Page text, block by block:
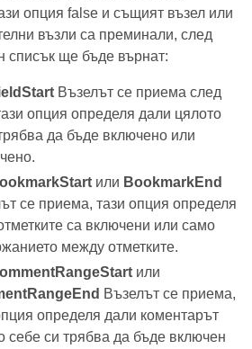
опция false и същият възел или
възли са преминали, след
списък ще бъде върнат:
Възелът се приема след
опция определя дали цялото
да бъде включено или
или BookmarkEnd
се приема, тази опция определя
са включени или само
между отметките.
или
Възелът се приема,
определя дали коментарът
себе си трябва да бъде включен